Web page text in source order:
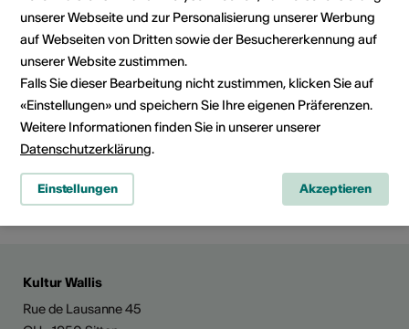
Agaune Opéra
.
1890 St-Maurice
Telefon 0792069752
Reservationen 0792069752
E-Mail
Webseite
Route planen
ÖV Fahrplan
Kultur Wallis
Rue de Lausanne 45
unserer Webseite und zur Personalisierung unserer Werbung
auf Webseiten von Dritten sowie der Besuchererkennung auf
unserer Website zustimmen.
Falls Sie dieser Bearbeitung nicht zustimmen, klicken Sie auf
«Einstellungen» und speichern Sie Ihre eigenen Präferenzen.
Weitere Informationen finden Sie in unserer unserer
Datenschutzerklärung.
Einstellungen Akzeptieren